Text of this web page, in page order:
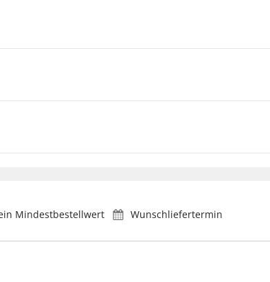
Mindestbestellwert Wunschliefertermin